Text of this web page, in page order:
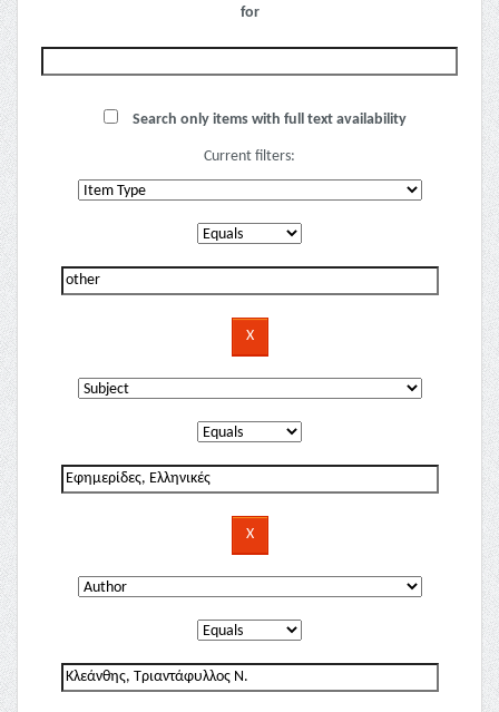
for
Search only items with full text availability
Current filters: